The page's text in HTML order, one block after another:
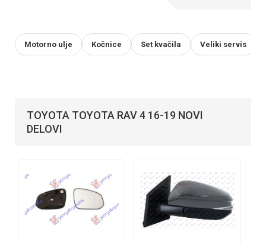
Motorno ulje Kočnice Set kvačila Veliki servis
TOYOTA TOYOTA RAV 4 16-19 NOVI
DELOVI